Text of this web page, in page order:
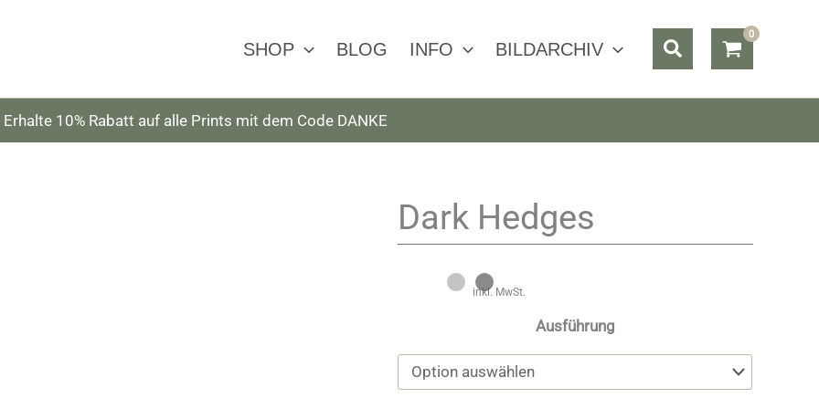
SHOP BLOG INFO BILDARCHIV Suchen
Erhalte 10% Rabatt auf alle Prints mit dem Code DANKE
Dark Hedges
inkl. MwSt.
Ausführung